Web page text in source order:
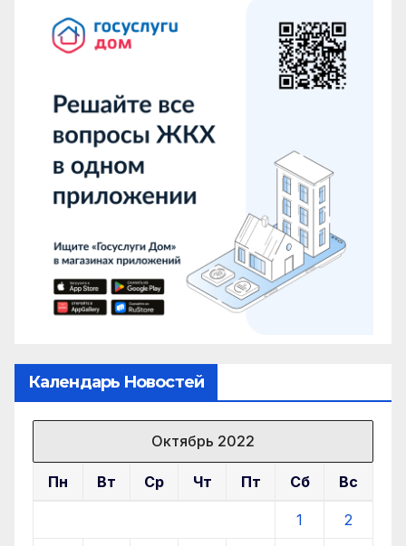
Календарь Новостей
Октябрь 2022
Пн Вт Ср Чт Пт Сб Вс
1 2